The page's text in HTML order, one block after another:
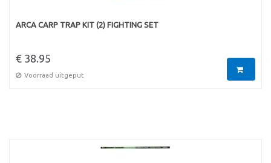
ARCA CARP TRAP KIT (2) FIGHTING SET
€ 38.95
Voorraad uitgeput